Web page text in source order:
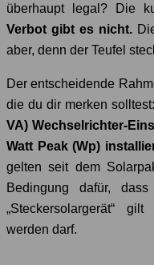
überhaupt legal? Die
Verbot gibt es nicht.
aber, denn der Teufel
Der entscheidende
die du dir merken solltest:
VA) Wechselrichter-
Watt Peak (Wp)
gelten seit dem
Bedingung dafür,
„Steckersolargerät“
werden darf.